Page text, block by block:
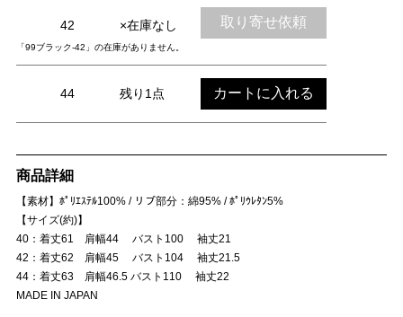
42 ×在庫なし 取り寄せ依頼
「99ブラック-42」の在庫がありません。
44 残り1点 カートに入れる
商品詳細
【素材】ﾎﾟﾘｴｽﾃﾙ100% / リブ部分：綿95% / ﾎﾟﾘｳﾚﾀﾝ5%
【サイズ(約)】
40：着丈61 肩幅44 バスト100 袖丈21
42：着丈62 肩幅45 バスト104 袖丈21.5
44：着丈63 肩幅46.5 バスト110 袖丈22
MADE IN JAPAN